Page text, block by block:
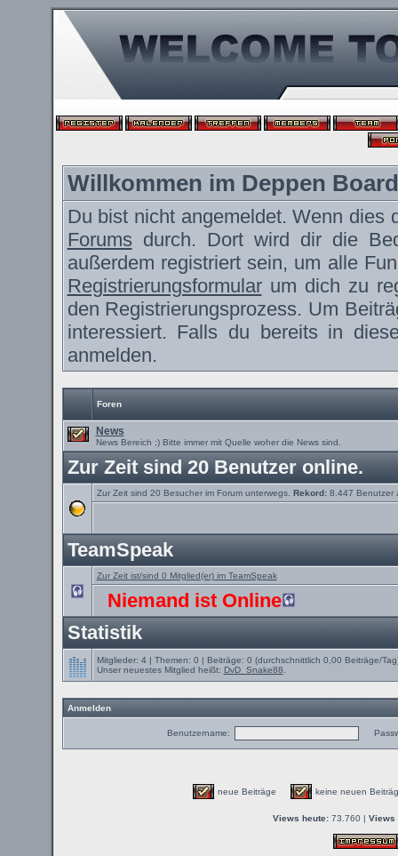
Willkommen im Deppen Board
Du bist nicht angemeldet. Wenn
Forums durch. Dort wird dir die
außerdem registriert sein, um alle
Registrierungsformularum dich zu
den Registrierungsprozess. Um
interessiert. Falls du bereits in
anmelden.
Foren
News
News Bereich ;) Bitte immer mit Quelle woher die News sind.
Zur Zeit sind 20 Benutzer online.
Zur Zeit sind 20 Besucher im Forum unterwegs. Rekord:8.447 Benutzer
TeamSpeak
Zur Zeit ist/sind 0 Mitglied(er) im TeamSpeak
Niemand ist Online
Statistik
Mitglieder: 4 | Themen: 0 | Beiträge: 0 (durchschnittlich 0,00 Beiträge/
Unser neuestes Mitglied heißt: DvD_Snake88
Anmelden
Benutzername:
neue Beiträge keine neuen
Views heute: 73.760 | Views